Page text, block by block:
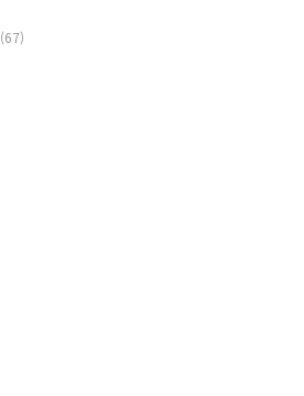
(67)